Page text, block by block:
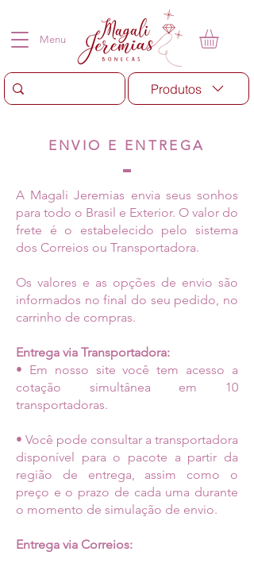
Menu
Produtos
ENVIO E ENTREGA
A Magali Jeremias envia seus sonhos
para todo o Brasil e Exterior. O valor do
frete é o estabelecido pelo sistema
dos Correios ou Transportadora.
Os valores e as opções de envio são
informados no final do seu pedido, no
carrinho de compras.
Entrega via Transportadora:
• Em nosso site você tem acesso a
cotação simultânea em 10
transportadoras.
• Você pode consultar a transportadora
disponível para o pacote a partir da
região de entrega, assim como o
preço e o prazo de cada uma durante
o momento de simulação de envio.
Entrega via Correios: